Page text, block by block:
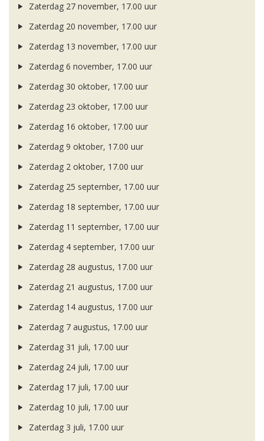
Zaterdag 27 november, 17.00 uur
Zaterdag 20 november, 17.00 uur
Zaterdag 13 november, 17.00 uur
Zaterdag 6 november, 17.00 uur
Zaterdag 30 oktober, 17.00 uur
Zaterdag 23 oktober, 17.00 uur
Zaterdag 16 oktober, 17.00 uur
Zaterdag 9 oktober, 17.00 uur
Zaterdag 2 oktober, 17.00 uur
Zaterdag 25 september, 17.00 uur
Zaterdag 18 september, 17.00 uur
Zaterdag 11 september, 17.00 uur
Zaterdag 4 september, 17.00 uur
Zaterdag 28 augustus, 17.00 uur
Zaterdag 21 augustus, 17.00 uur
Zaterdag 14 augustus, 17.00 uur
Zaterdag 7 augustus, 17.00 uur
Zaterdag 31 juli, 17.00 uur
Zaterdag 24 juli, 17.00 uur
Zaterdag 17 juli, 17.00 uur
Zaterdag 10 juli, 17.00 uur
Zaterdag 3 juli, 17.00 uur